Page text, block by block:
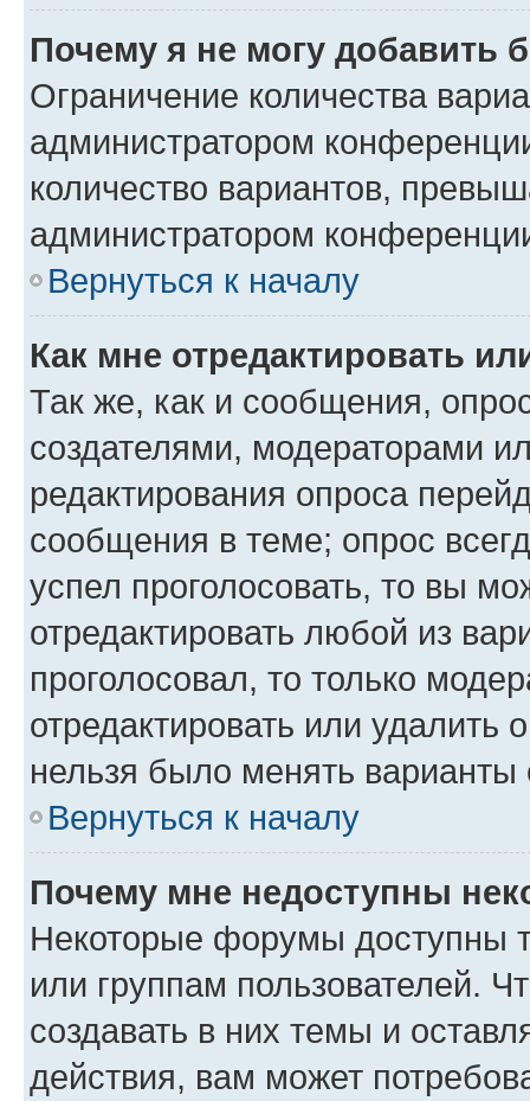
Почему я не могу добавить
Ограничение количества
администратором
количество вариантов,
администратором
Вернуться к началу
Как мне отредактировать
Так же, как и сообщения,
создателями, модераторами
редактирования опроса
сообщения в теме; опрос
успел проголосовать, то вы
отредактировать любой из
проголосовал, то только
отредактировать или удалить
нельзя было менять варианты
Вернуться к началу
Почему мне недоступны
Некоторые форумы доступны
или группам пользователей.
создавать в них темы и
действия, вам может